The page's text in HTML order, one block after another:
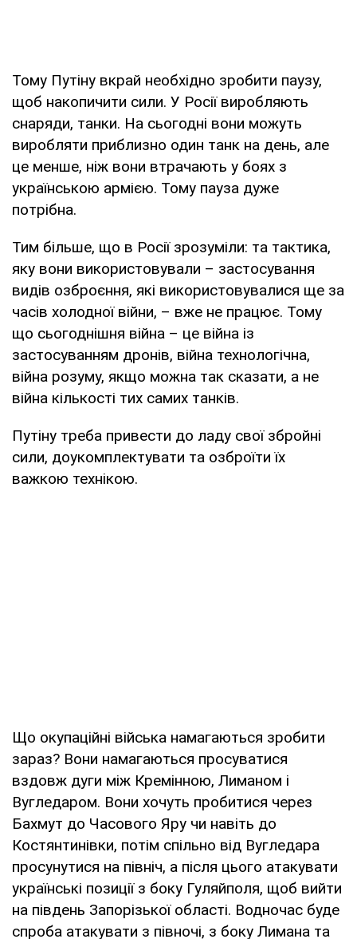
Тому Путіну вкрай необхідно зробити паузу,
щоб накопичити сили. У Росії виробляють
снаряди, танки. На сьогодні вони можуть
виробляти приблизно один танк на день, але
це менше, ніж вони втрачають у боях з
українською армією. Тому пауза дуже
потрібна.
Тим більше, що в Росії зрозуміли: та тактика,
яку вони використовували – застосування
видів озброєння, які використовувалися ще за
часів холодної війни, – вже не працює. Тому
що сьогоднішня війна – це війна із
застосуванням дронів, війна технологічна,
війна розуму, якщо можна так сказати, а не
війна кількості тих самих танків.
Путіну треба привести до ладу свої збройні
сили, доукомплектувати та озброїти їх
важкою технікою.
Що окупаційні війська намагаються зробити
зараз? Вони намагаються просуватися
вздовж дуги між Кремінною, Лиманом і
Вугледаром. Вони хочуть пробитися через
Бахмут до Часового Яру чи навіть до
Костянтинівки, потім спільно від Вугледара
просунутися на північ, а після цього атакувати
українські позиції з боку Гуляйполя, щоб вийти
на південь Запорізької області. Водночас буде
спроба атакувати з півночі, з боку Лимана та